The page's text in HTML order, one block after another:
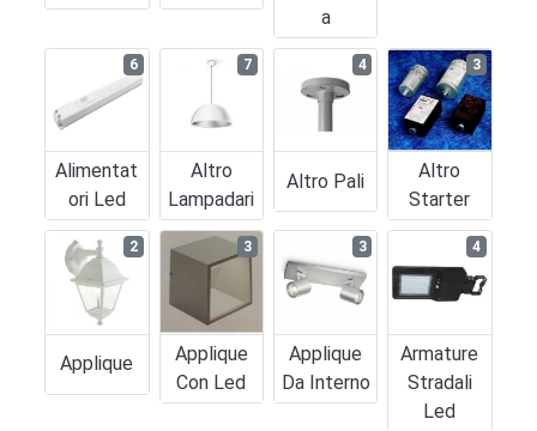
A
Alimentat
Ori Led
6
Altro
Lampadari
7
Altro Pali
4
Altro
Starter
3
Applique
2
Applique
Con Led
3
Applique
Da Interno
3
Armature
Stradali
Led
4